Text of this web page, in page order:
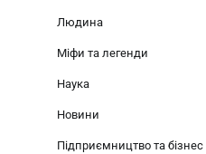
Людина
Міфи та легенди
Наука
Новини
Підприємництво та бізнес